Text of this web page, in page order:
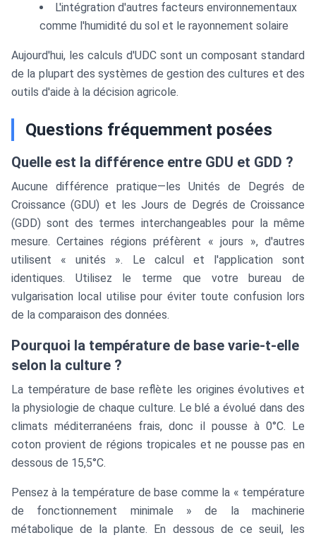
L'intégration d'autres facteurs environnementaux
comme l'humidité du sol et le rayonnement solaire
Aujourd'hui, les calculs d'UDC sont un composant standard
de la plupart des systèmes de gestion des cultures et des
outils d'aide à la décision agricole.
Questions fréquemment posées
Quelle est la différence entre GDU et GDD ?
Aucune différence pratique—les Unités de Degrés de
Croissance (GDU) et les Jours de Degrés de Croissance
(GDD) sont des termes interchangeables pour la même
mesure. Certaines régions préfèrent « jours », d'autres
utilisent « unités ». Le calcul et l'application sont
identiques. Utilisez le terme que votre bureau de
vulgarisation local utilise pour éviter toute confusion lors
de la comparaison des données.
Pourquoi la température de base varie-t-elle
selon la culture ?
La température de base reflète les origines évolutives et
la physiologie de chaque culture. Le blé a évolué dans des
climats méditerranéens frais, donc il pousse à 0°C. Le
coton provient de régions tropicales et ne pousse pas en
dessous de 15,5°C.
Pensez à la température de base comme la « température
de fonctionnement minimale » de la machinerie
métabolique de la plante. En dessous de ce seuil, les